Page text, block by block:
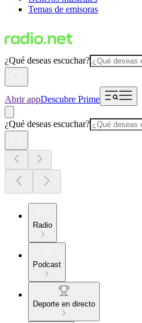
Temas de emisoras
¿Qué deseas escuchar?
Abrir appDescubre Prime
¿Qué deseas escuchar?
Radio
Podcast
Deporte en directo